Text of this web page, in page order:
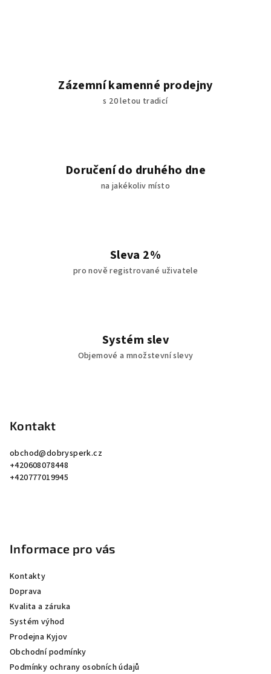
í
p
r
v
ý
p
Zázemní kamenné prodejny
s 20 letou tradicí
Doručení do druhého dne
na jakékoliv místo
Sleva 2%
pro nově registrované uživatele
Systém slev
Objemové a množstevní slevy
Kontakt
obchod@dobrysperk.cz
+420608078448
+420777019945
Informace pro vás
Kontakty
Doprava
Kvalita a záruka
Systém výhod
Prodejna Kyjov
Obchodní podmínky
Podmínky ochrany osobních údajů